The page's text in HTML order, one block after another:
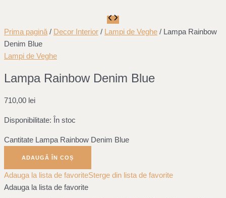
Prima pagină / Decor Interior / Lampi de Veghe / Lampa Rainbow
Denim Blue
Lampi de Veghe
Lampa Rainbow Denim Blue
710,00 lei
Disponibilitate: În stoc
Cantitate Lampa Rainbow Denim Blue
ADAUGĂ ÎN COȘ
Adauga la lista de favoriteSterge din lista de favorite
Adauga la lista de favorite